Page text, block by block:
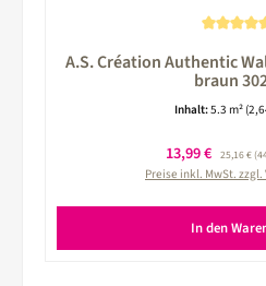
A.S. Création Authentic
braun
Inhalt:5.3 m²
Verkaufspreis:
13,99 € Regulärer
25,16 €
Preise inkl. MwSt.
In den